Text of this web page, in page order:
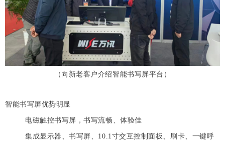
（向新老客户介绍智能书写屏平台）
智能书写屏优势明显
电磁触控书写屏，书写流畅、体验佳
集成显示器、书写屏、10.1寸交互控制面板、刷卡、一键呼